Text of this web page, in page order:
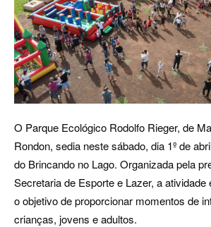
O Parque Ecológico Rodolfo Rieger, de
Rondon, sedia neste sábado, dia 1º de
do Brincando no Lago. Organizada pela
Secretaria de Esporte e Lazer, a
o objetivo de proporcionar momentos de
crianças, jovens e adultos.